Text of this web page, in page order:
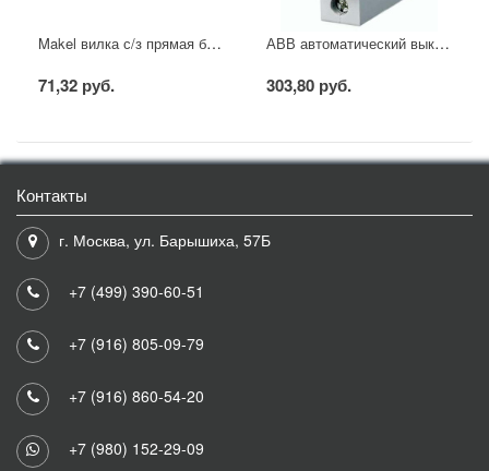
Makel вилка с/з прямая белая
71,32 руб.
АВВ автоматический выключатель SH201 - C16
303,80 руб.
Контакты
г. Москва, ул. Барышиха, 57Б
+7 (499) 390-60-51
+7 (916) 805-09-79
+7 (916) 860-54-20
+7 (980) 152-29-09